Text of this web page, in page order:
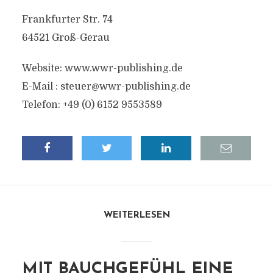
Frankfurter Str. 74
64521 Groß-Gerau
Website: www.wwr-publishing.de
E-Mail : steuer@wwr-publishing.de
Telefon: +49 (0) 6152 9553589
WEITERLESEN
MIT BAUCHGEFÜHL EINE